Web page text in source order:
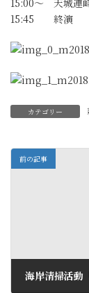
15:45 終演
カテゴリー
前の記事
海岸清掃活動